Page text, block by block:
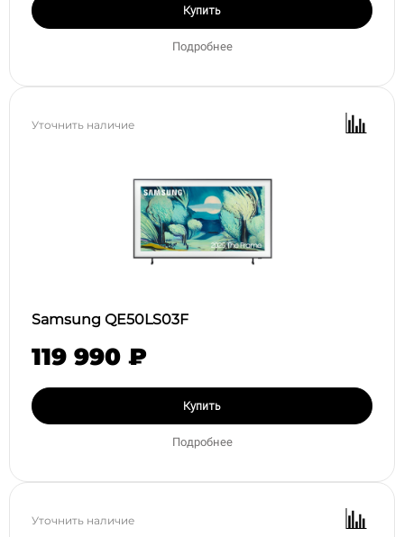
Купить
Подробнее
Уточнить наличие
Samsung QE50LS03F
119 990 ₽
Купить
Подробнее
Уточнить наличие